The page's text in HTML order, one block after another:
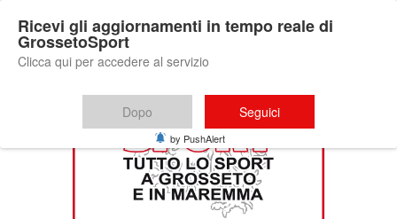
Ricevi gli aggiornamenti in tempo reale di
GrossetoSport
Clicca qui per accedere al servizio
Dopo Seguici
by PushAlert